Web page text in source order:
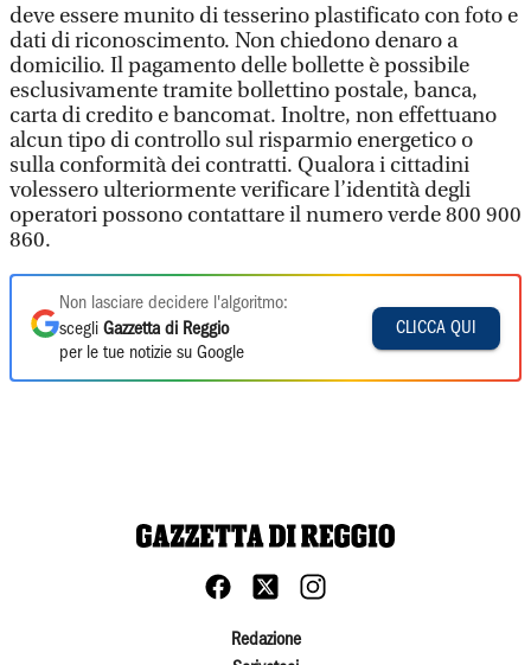
deve essere munito di tesserino plastificato con foto e
dati di riconoscimento. Non chiedono denaro a
domicilio. Il pagamento delle bollette è possibile
esclusivamente tramite bollettino postale, banca,
carta di credito e bancomat. Inoltre, non effettuano
alcun tipo di controllo sul risparmio energetico o
sulla conformità dei contratti. Qualora i cittadini
volessero ulteriormente verificare l’identità degli
operatori possono contattare il numero verde 800 900
860.
Non lasciare decidere l'algoritmo:
scegli Gazzetta di Reggio
per le tue notizie su Google
CLICCA QUI
Redazione